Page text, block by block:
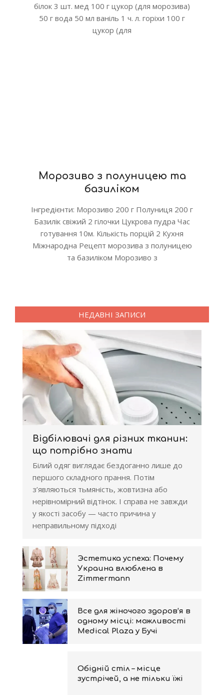
білок 3 шт. мед 100 г цукор (для морозива)
50 г вода 50 мл ваніль 1 ч. л. горіхи 100 г
цукор (для
Морозиво з полуницею та
базиліком
Інгредієнти: Морозиво 200 г Полуниця 200 г
Базилік свіжий 2 гілочки Цукрова пудра Час
готування 10м. Кількість порцій 2 Кухня
Міжнародна Рецепт морозива з полуницею
та базиліком Морозиво з
НЕДАВНІ ЗАПИСИ
Відбілювачі для різних тканин:
що потрібно знати
Білий одяг виглядає бездоганно лише до
першого складного прання. Потім
з’являються тьмяність, жовтизна або
нерівномірний відтінок. І справа не завжди
у якості засобу — часто причина у
неправильному підході
Эстетика успеха: Почему
Украина влюблена в
Zimmermann
Все для жіночого здоров’я в
одному місці: можливості
Medical Plaza у Бучі
Обідній стіл – місце
зустрічей, а не тільки їжі